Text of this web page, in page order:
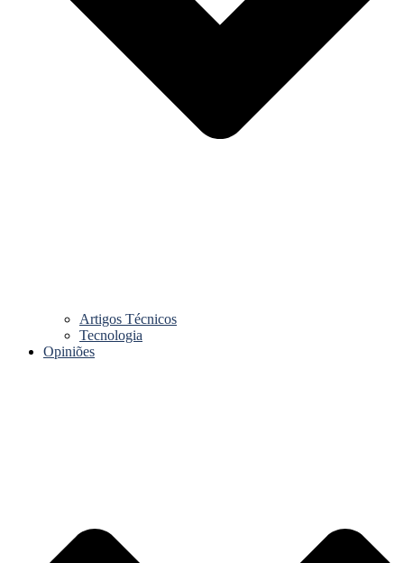
Artigos Técnicos
Tecnologia
Opiniões